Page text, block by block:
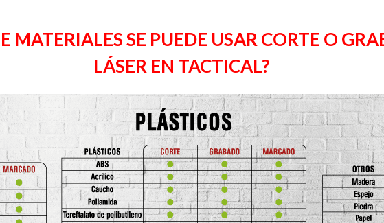
MATERIALES SE PUEDE USAR CORTE O
LÁSER EN TACTICAL?